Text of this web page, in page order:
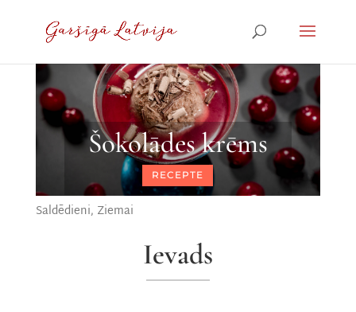
Šokolādes krēms
RECEPTE
Saldēdieni, Ziemai
Ievads